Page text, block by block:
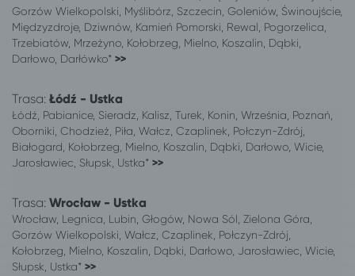
Gorzów Wielkopolski, Myślibórz, Szczecin, Goleniów, Świnoujście,
Międzyzdroje, Dziwnów, Kamień Pomorski, Rewal, Pogorzelica,
Trzebiatów, Mrzeżyno, Kołobrzeg, Mielno, Koszalin, Dąbki,
Darłowo, Darłówko* >>
Trasa: Łódź - Ustka
Łódź, Pabianice, Sieradz, Kalisz, Turek, Konin, Września, Poznań,
Oborniki, Chodzież, Piła, Wałcz, Czaplinek, Połczyn-Zdrój,
Białogard, Kołobrzeg, Mielno, Koszalin, Dąbki, Darłowo, Wicie,
Jarosławiec, Słupsk, Ustka* >>
Trasa: Wrocław - Ustka
Wrocław, Legnica, Lubin, Głogów, Nowa Sól, Zielona Góra,
Gorzów Wielkopolski, Wałcz, Czaplinek, Połczyn-Zdrój,
Kołobrzeg, Mielno, Koszalin, Dąbki, Darłowo, Jarosławiec, Wicie,
Słupsk, Ustka* >>